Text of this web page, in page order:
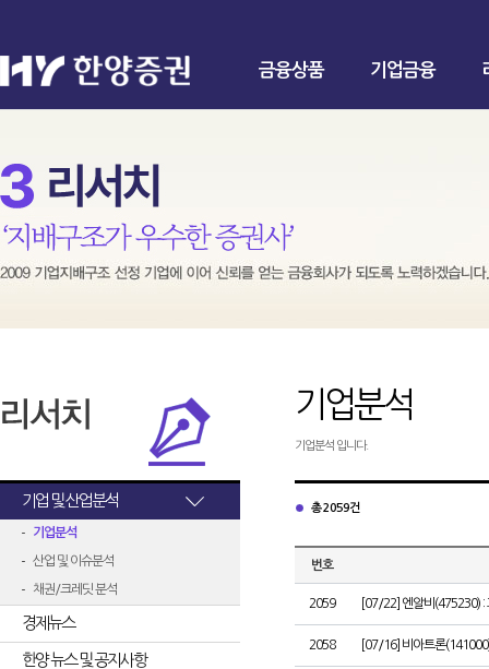
금융상품 기업금융
기업 및 산업분석
기업분석
산업 및 이슈분석
채권/크레딧 분석
경제뉴스
한양 뉴스 및 공지사항
기업분석
기업분석 입니다.
총 2059건
번호
2059 [07/22] 엔알비(475230) :
2058 [07/16] 비아트론